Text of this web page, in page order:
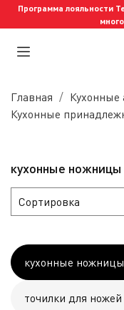
Программа лояльности
Главная
Кухонные
Кухонные
кухонные ножницы
кухонные ножницы
точилки для ножей